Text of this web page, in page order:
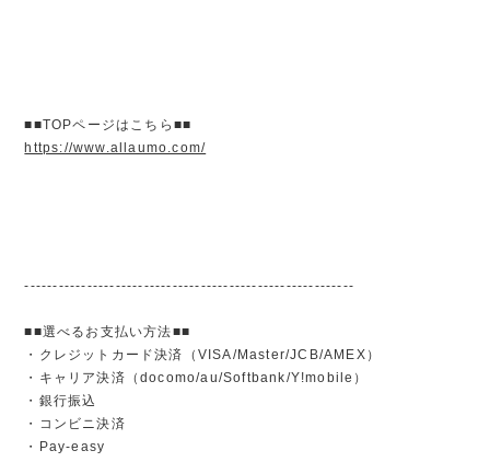
■■TOPページはこちら■■
https://www.allaumo.com/
----------------------------------------------------------
■■選べるお支払い方法■■
・クレジットカード決済（VISA/Master/JCB/AMEX）
・キャリア決済（docomo/au/Softbank/Y!mobile）
・銀行振込
・コンビニ決済
・Pay-easy